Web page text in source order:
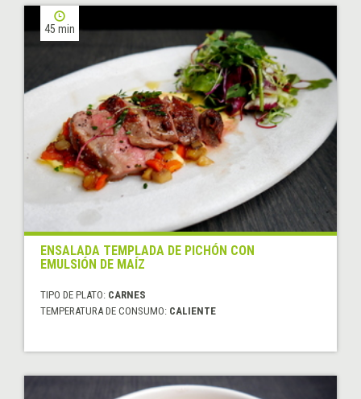
45 min
ENSALADA TEMPLADA DE PICHÓN CON
EMULSIÓN DE MAÍZ
TIPO DE PLATO: CARNES
TEMPERATURA DE CONSUMO: CALIENTE